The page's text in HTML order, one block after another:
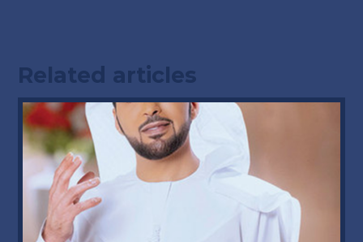
Related articles